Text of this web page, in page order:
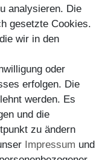
analysieren. Die
gesetzte Cookies.
wir in den
oder
erfolgen. Die
werden. Es
und die
zu ändern
Impressum und